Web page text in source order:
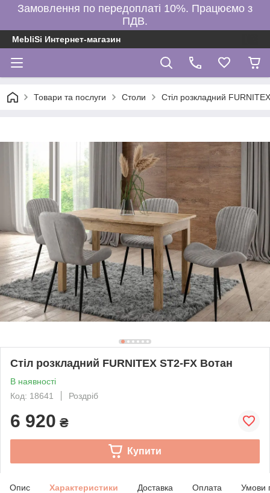
Замовлення по передоплаті 10%. Працюємо з
ПДВ.
MebliSi Интернет-магазин
Товари та послуги Столи Стіл розкладний
Стіл розкладний FURNITEX ST2-FX Вотан
В наявності
Код: 18641
Роздріб
6 920 ₴
Купити
Опис Характеристики Доставка Оплата Умови